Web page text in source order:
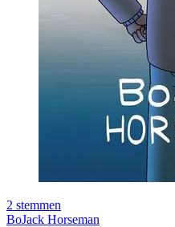
2 stemmen
BoJack Horseman